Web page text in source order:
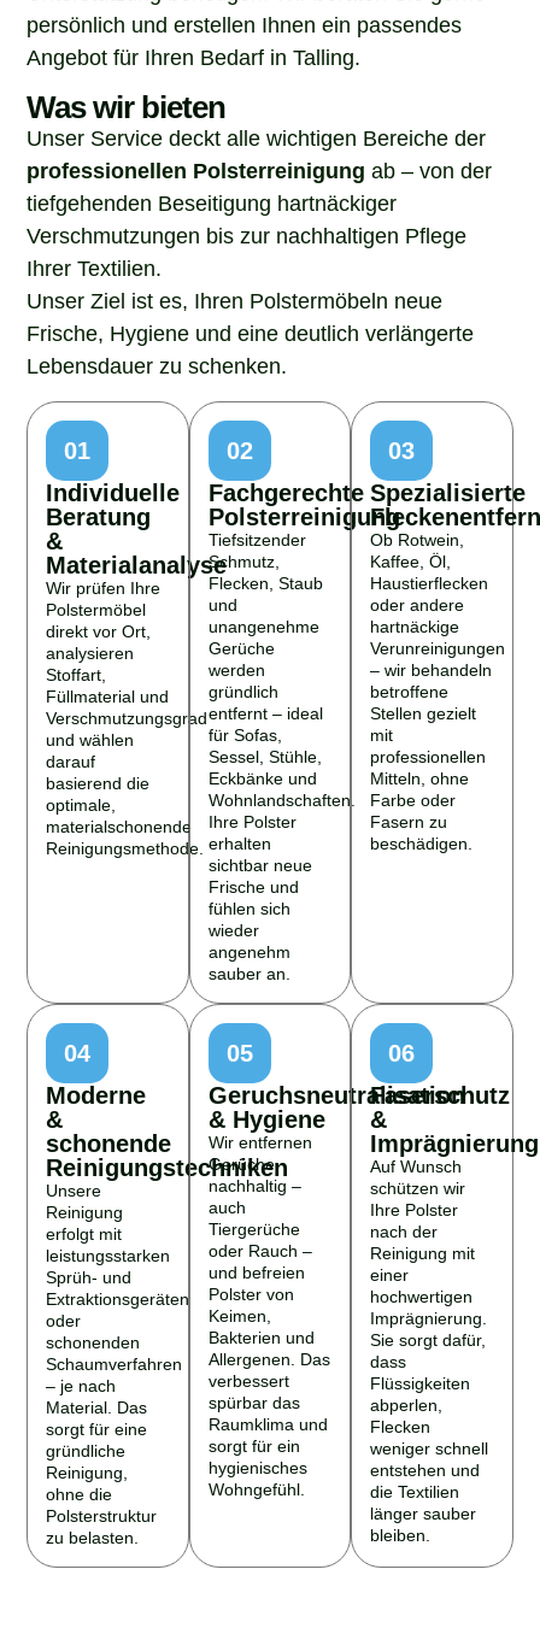
persönlich und erstellen Ihnen ein passendes
Angebot für Ihren Bedarf in Talling.
Was wir bieten
Unser Service deckt alle wichtigen Bereiche der
professionellen Polsterreinigung ab – von der
tiefgehenden Beseitigung hartnäckiger
Verschmutzungen bis zur nachhaltigen Pflege
Ihrer Textilien.
Unser Ziel ist es, Ihren Polstermöbeln neue
Frische, Hygiene und eine deutlich verlängerte
Lebensdauer zu schenken.
01
Individuelle
Beratung
&
Materialanalyse
Wir prüfen Ihre
Polstermöbel
direkt vor Ort,
analysieren
Stoffart,
Füllmaterial und
Verschmutzungsgrad
und wählen
darauf
basierend die
optimale,
materialschonende
Reinigungsmethode.
02
Fachgerechte
Polsterreinigung
Tiefsitzender
Schmutz,
Flecken, Staub
und
unangenehme
Gerüche
werden
gründlich
entfernt – ideal
für Sofas,
Sessel, Stühle,
Eckbänke und
Wohnlandschaften.
Ihre Polster
erhalten
sichtbar neue
Frische und
fühlen sich
wieder
angenehm
sauber an.
03
Spezialisierte
Ob Rotwein,
Kaffee, Öl,
Haustierflecken
oder andere
hartnäckige
Verunreinigungen
– wir behandeln
betroffene
Stellen gezielt
mit
professionellen
Mitteln, ohne
Farbe oder
Fasern zu
beschädigen.
04
Moderne
&
schonende
Reinigungstechniken
Unsere
Reinigung
erfolgt mit
leistungsstarken
Sprüh- und
Extraktionsgeräten
oder
schonenden
Schaumverfahren
– je nach
Material. Das
sorgt für eine
gründliche
Reinigung,
ohne die
Polsterstruktur
zu belasten.
05
Geruchsneutralisation
& Hygiene
Wir entfernen
Gerüche
nachhaltig –
auch
Tiergerüche
oder Rauch –
und befreien
Polster von
Keimen,
Bakterien und
Allergenen. Das
verbessert
spürbar das
Raumklima und
sorgt für ein
hygienisches
Wohngefühl.
06
Faserschutz
&
Imprägnierung
Auf Wunsch
schützen wir
Ihre Polster
nach der
Reinigung mit
einer
hochwertigen
Imprägnierung.
Sie sorgt dafür,
dass
Flüssigkeiten
abperlen,
Flecken
weniger schnell
entstehen und
die Textilien
länger sauber
bleiben.